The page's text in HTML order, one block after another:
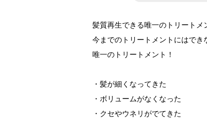
髪質再生できる唯一のトリートメ
今までのトリートメントにはで
唯一のトリートメント！
・髪が細くなってきた
・ボリュームがなくなった
・クセやウネリがでてきた